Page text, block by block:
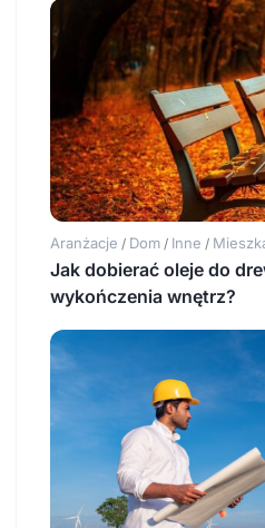
Aranżacje / Dom / Inne /
Jak dobierać oleje do
wykończenia wnętrz?